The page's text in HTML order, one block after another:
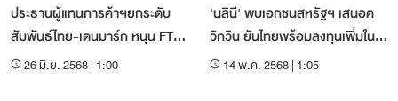
ประธานผู้แทนการค้าฯยกระดับ
สัมพันธ์ไทย-เดนมาร์ก หนุน FTA
ไทย-EU
26 มิ.ย. 2568 | 1:00
'นลินี' พบเอกชนสหรัฐฯ เสนอค
วิกวิน ยันไทยพร้อมลงทุนเพิ่มใน
สหรัฐฯ
14 พ.ค. 2568 | 1:05